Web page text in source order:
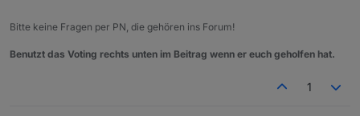
Bitte keine Fragen per PN, die gehören ins Forum!
Benutzt das Voting rechts unten im Beitrag wenn er euch geholfen hat.
1